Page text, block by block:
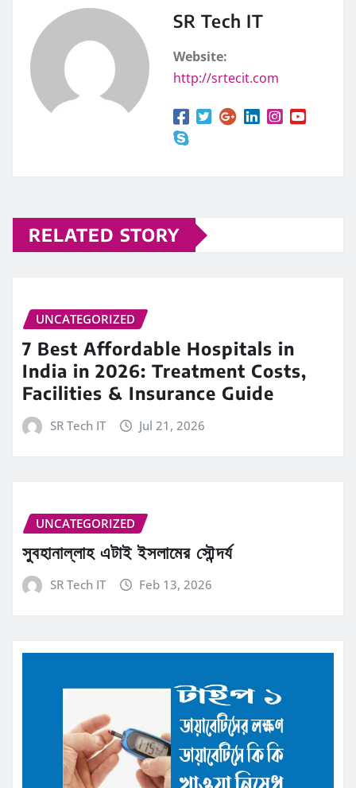
SR Tech IT
Website:
http://srtecit.com
RELATED STORY
UNCATEGORIZED
7 Best Affordable Hospitals in
India in 2026: Treatment Costs,
Facilities & Insurance Guide
SR Tech IT Jul 21, 2026
UNCATEGORIZED
সুবহানাল্লাহ এটাই ইসলামের সৌন্দর্য
SR Tech IT Feb 13, 2026